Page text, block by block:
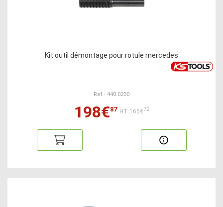
Kit outil démontage pour rotule mercedes
Ref : 440.0230
198€87 HT:165€72